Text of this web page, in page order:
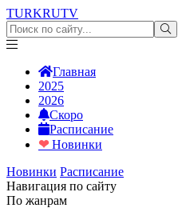
TURKRUTV
Главная
2025
2026
Скоро
Расписание
❤Новинки
Новинки Расписание
Навигация по сайту
По жанрам